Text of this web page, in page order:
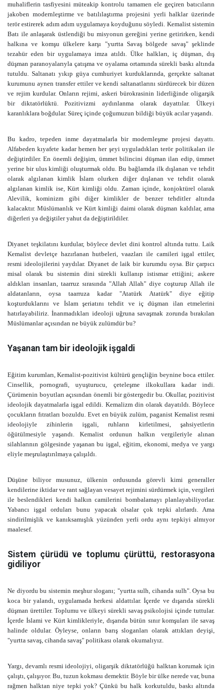
muhaliflerin tasfiyesini müteakip kontrolu tamamen ele geçiren batıcıların
jakoben modernleştirme ve batılılaştırma projesini yerli halklar üzerinde
terör estirerek adım adım uygulamaya koyduğunu söyledi. Kemalist sistemin
Batı ile anlaşarak üstlendiği bu misyonun gereğini yerine getirirken, kendi
halkına ve komşu ülkelere karşı "yurtta Savaş bölgede savaş" şeklinde
tezahür eden bir uygulamaya imza atıldı. Ülke halkları, iç düşman, dış
düşman paranoyalarıyla çatışma ve oyalama ortamında sürekli baskı altında
tutuldu. Saltanatı yıkıp güya cumhuriyet kurduklarında, gerçekte saltanat
kurumunu aynen transfer ettiler ve kendi saltanatlarını sürdürecek bir düzen
ve rejim kurdular. Onların rejimi, askeri bürokrasinin liderliğinde oligarşik
bir diktatörlüktü. Pozitivizmi aydınlanma olarak dayattılar. Ülkeyi
karanlıklara boğdular. Süreç içinde çoğumuzun bildiği büyük acılar yaşandı.
Bu kadro, tepeden inme dayatmalarla bir modernleşme projesi dayattı.
Alfabeden kıyafete kadar hemen her şeyi uyguladıkları terör politikaları ile
değiştirdiler. En önemli değişim, ümmet bilincini düşman ilan edip, ümmet
yerine bir ulus kimliği oluşturmak oldu. Bu bağlamda ilk dışlanan ve tehdit
olarak algılanan kimlik İslam olurken diğer dışlanan ve tehdit olarak
algılanan kimlik ise, Kürt kimliği oldu. Zaman içinde, konjoktürel olarak
Alevilik, kominizm gibi diğer kimlikler de benzer tehditler altında
kalacaktır. Müslümanlık ve Kürt kimliği daimi olarak düşman kaldılar, ama
diğerleri ya değiştiler yahut da değiştirildiler.
Diyanet teşkilatını kurdular, böylece devlet dini kontrol altında tuttu. Laik
Kemalist devletçe hazırlanan hutbeleri, vaazları ile camileri işgal ettiler,
resmi ideolojilerini yaydılar. Diyanet de laik bir kurumdu oysa. Bir çarpıcı
misal olarak bu sistemin dini sürekli kullanıp istismar ettiğini; askere
aldıkları insanları, taarruz sırasında "Allah Allah" diye coşturup Allah ile
aldatanların, oysa taarruza kadar "Atatürk Atatürk" diye eğitip
koşturduklarını ve İslam şeriatını tehdit ve iç düşman ilan etmelerini
hatırlayabiliriz. İnanmadıkları ideoloji uğruna savaşmak zorunda bırakılan
Müslümanlar açısından ne büyük zulümdür bu?
Yaşanan tam bir ideolojik işgaldi
Eğitim kurumları, Kemalist-pozitivist kültürü gençliğin beynine boca ettiler.
Cinsellik, pornografi, uyuşturucu, çeteleşme ilkokullara kadar indi.
Çürümenin boyutları açısından önemli bir göstergedir bu. Okullar, pozitivist
ideolojik dayatmalarla işgal edildi. Kemalizm din olarak dayatıldı. Böylece
çocukların fıtratları bozuldu. Evet en büyük zulüm, paganist Kemalist resmi
ideolojiyle zihinlerin işgali, ruhların kirletilmesi, şahsiyetlerin
öğütülmesiyle yaşandı. Kemalist ordunun halkın vergileriyle alınan
silahlarının gölgesinde yaşanan bu işgal, eğitim, ekonomi, medya ve yargı
eliyle meşrulaştırılmaya çalışıldı.
Düşüne biliyor musunuz, ülkenin ordusunda görevli kimi generaller
kendilerine iktidar ve rant sağlayan vesayet rejimini sürdürmek için, vergileri
ile beslendikleri kendi halkın camilerini bombalamayı planlayabiliyorlar.
Yabancı işgal orduları bunu yapacak olsalar çok tepki alırlardı. Ama
sindirilmişlik ve kanıksamışlık yüzünden yerli ordu aynı tepkiyi almıyor
maalesef.
Sistem çürüdü ve toplumu çürüttü, restorasyona
gidiliyor
Ne diyordu bu sistemin meşhur sloganı; "yurtta sulh, cihanda sulh". Oysa bu
koca bir yalandı, uygulamada herkesi aldattılar. İçerde ve dışarıda sürekli
düşman ürettiler. Toplumu ve ülkeyi sürekli savaş psikolojisi içinde tuttular.
İçerde İslami ve Kürt kimlikleriyle, dışarıda bütün sınır komşuları ile savaş
halinde oldular. Öyleyse, onların barış sloganları olarak attıkları deyişi,
"yurtta savaş, cihanda savaş" politikası olarak okumalıyız.
Yargı, devamlı resmi ideolojiyi, oligarşik diktatörlüğü halktan korumak için
çalıştı, çalışıyor. Bu, tuzun kokması demektir. Böyle bir ülke nerede var, buna
rağmen halktan niye tepki yok? Çünkü bu halk korkutuldu, baskı altında